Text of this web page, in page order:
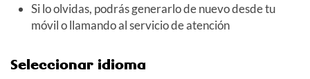
Si lo olvidas, podrás generarlo de nuevo desde tu
móvil o llamando al servicio de atención
Seleccionar idioma